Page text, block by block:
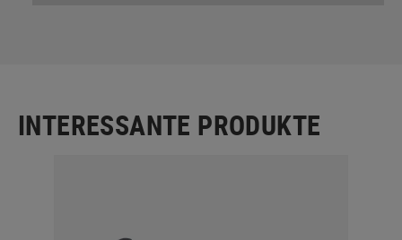
INTERESSANTE PRODUKTE